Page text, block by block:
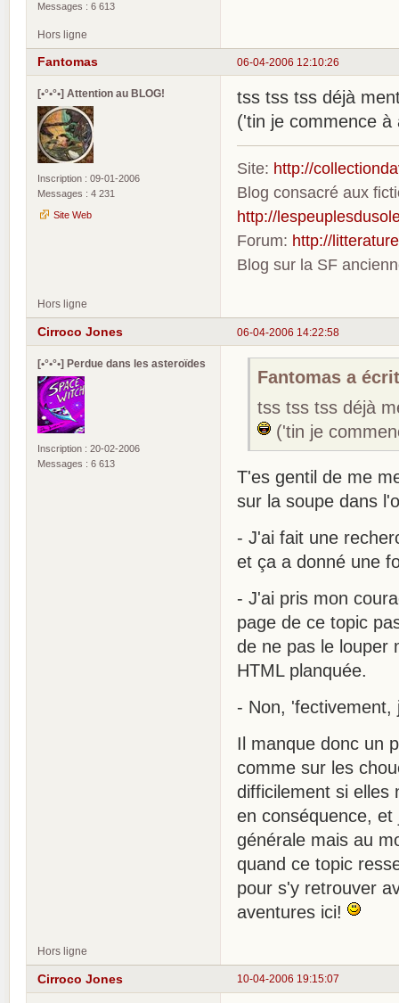
Messages : 6 613
Hors ligne
06-04-2006 12:10:26
Fantomas
[•°•°•] Attention au BLOG!
Inscription : 09-01-2006
Messages : 4 231
Site Web
tss tss tss déjà
('tin je commence
Site: http://
Blog consacré aux
http://
Forum: http://
Blog sur la SF
Hors ligne
06-04-2006 14:22:58
Cirroco Jones
[•°•°•] Perdue dans les asteroïdes
Inscription : 20-02-2006
Messages : 6 613
Fantomas a
tss tss tss déjà
('tin je
T'es gentil de me
sur la soupe dans
- J'ai fait une
et ça a donné une
- J'ai pris mon
page de ce topic
de ne pas le louper
HTML planquée.
- Non, 'fectivement,
Il manque donc un
comme sur les
difficilement si elles
en conséquence,
générale mais au
quand ce topic
pour s'y retrouver
aventures ici!
Hors ligne
10-04-2006 19:15:07
Cirroco Jones